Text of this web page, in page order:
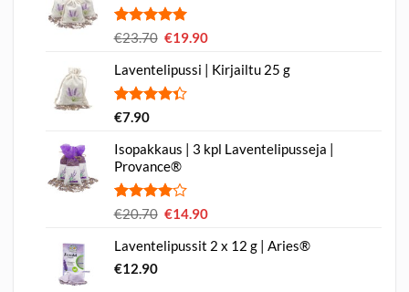
Arvio5.00
perustuen
1
asiakkaan
arvotukseen.
€23.70 Alkuperäinen
oli:
€23.70.
€19.90
on:
Laventelipussi | Kirjailtu 25 g
Arvio
perustuen
3
asiakkaan
arvotukseen.
€7.90
Isopakkaus | 3 kpl Laventelipusseja |
Provance®
Arvio
5:stä
perustuen
2
asiakkaan
€20.70 Alkuperäinen
oli:
€14.90
on:
Laventelipussit 2 x 12 g | Aries®
€12.90